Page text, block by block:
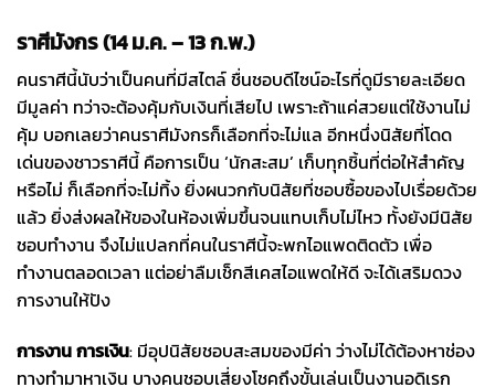
ราศีมังกร (14 ม.ค. – 13 ก.พ.)
คนราศีนี้นับว่าเป็นคนที่มีสไตล์ ชื่นชอบดีไซน์อะไรที่ดูมีรายละเอียด
มีมูลค่า ทว่าจะต้องคุ้มกับเงินที่เสียไป เพราะถ้าแค่สวยแต่ใช้งานไม่
คุ้ม บอกเลยว่าคนราศีมังกรก็เลือกที่จะไม่แล อีกหนึ่งนิสัยที่โดด
เด่นของชาวราศีนี้ คือการเป็น ‘นักสะสม’ เก็บทุกชิ้นที่ต่อให้สำคัญ
หรือไม่ ก็เลือกที่จะไม่ทิ้ง ยิ่งผนวกกับนิสัยที่ชอบซื้อของไปเรื่อยด้วย
แล้ว ยิ่งส่งผลให้ของในห้องเพิ่มขึ้นจนแทบเก็บไม่ไหว ทั้งยังมีนิสัย
ชอบทำงาน จึงไม่แปลกที่คนในราศีนี้จะพกไอแพดติดตัว เพื่อ
ทำงานตลอดเวลา แต่อย่าลืมเช็กสีเคสไอแพดให้ดี จะได้เสริมดวง
การงานให้ปัง
การงาน การเงิน: มีอุปนิสัยชอบสะสมของมีค่า ว่างไม่ได้ต้องหาช่อง
ทางทำมาหาเงิน บางคนชอบเสี่ยงโชคถึงขั้นเล่นเป็นงานอดิเรก